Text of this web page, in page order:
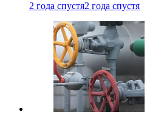
2 года спустя2 года спустя